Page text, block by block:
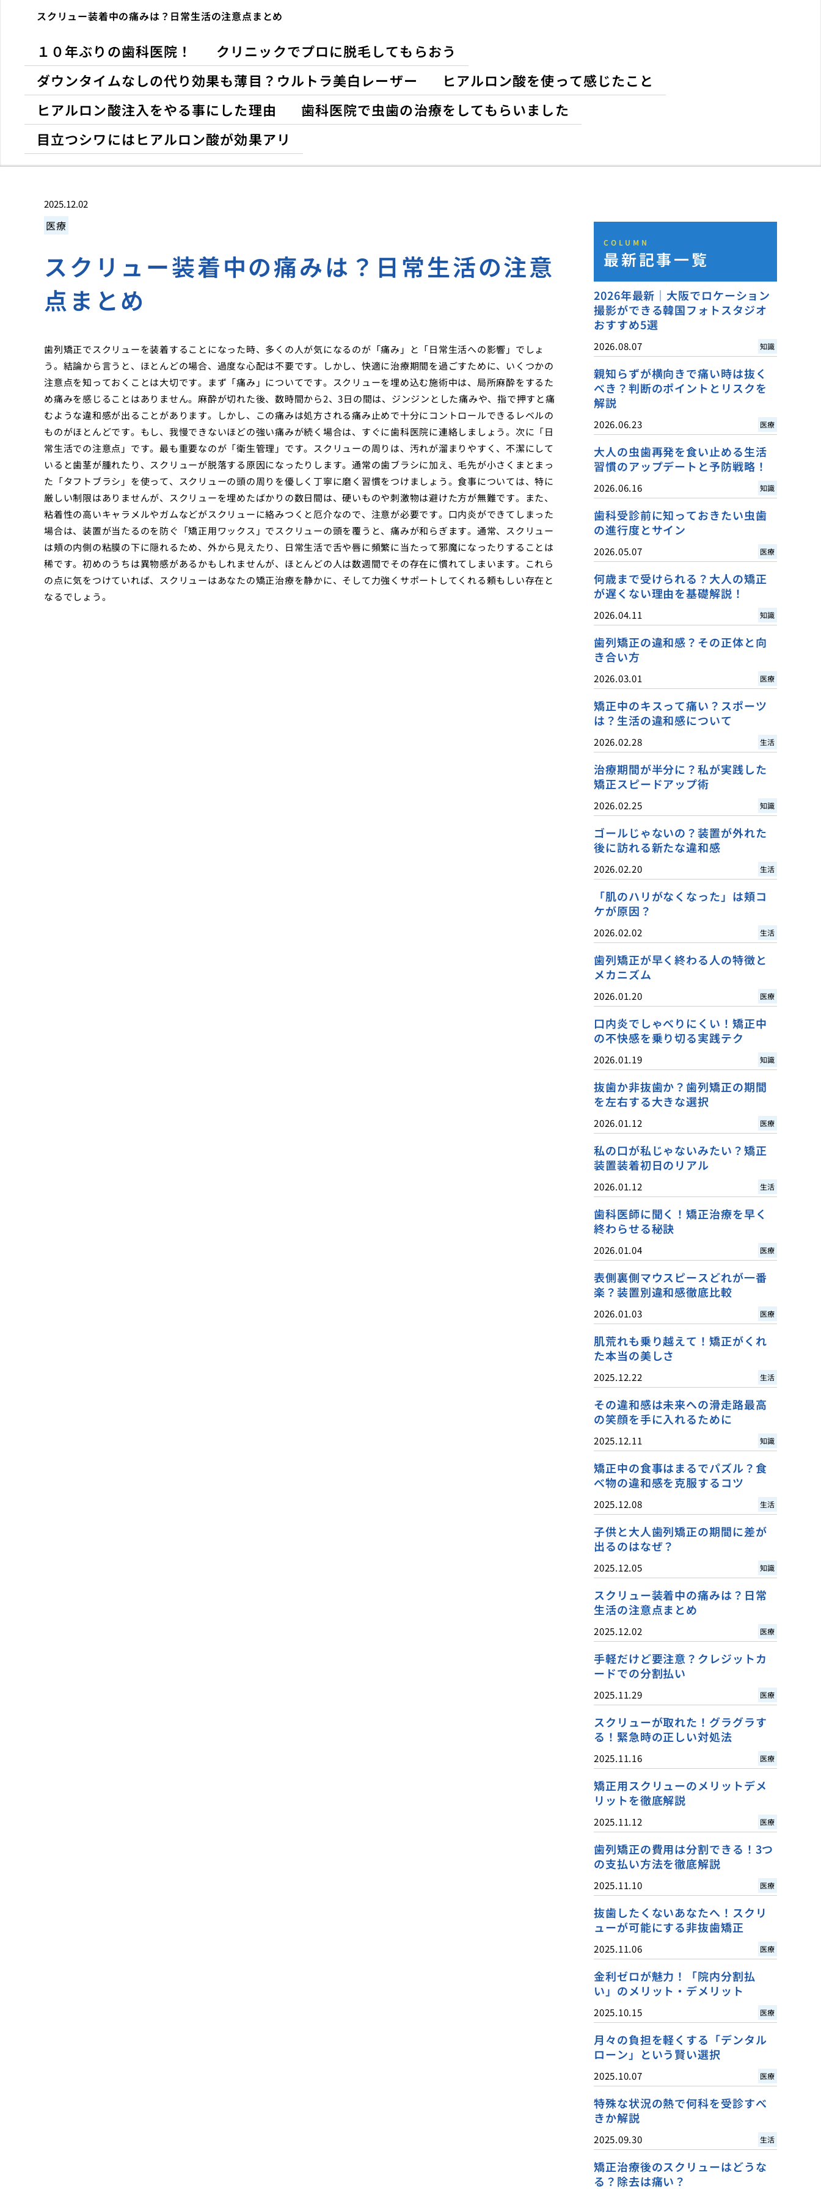
スクリュー装着中の痛みは？日常生活の注意点まとめ
１０年ぶりの歯科医院！
クリニックでプロに脱毛してもらおう
ダウンタイムなしの代り効果も薄目？ウルトラ美白レーザー
ヒアルロン酸を使って感じたこと
ヒアルロン酸注入をやる事にした理由
歯科医院で虫歯の治療をしてもらいました
目立つシワにはヒアルロン酸が効果アリ
2025.12.02
医療
スクリュー装着中の痛みは？日常生活の注意
点まとめ
歯列矯正でスクリューを装着することになった時、多くの人が気になるのが「痛み」と「日常生活への影響」でしょ
う。結論から言うと、ほとんどの場合、過度な心配は不要です。しかし、快適に治療期間を過ごすために、いくつかの
注意点を知っておくことは大切です。まず「痛み」についてです。スクリューを埋め込む施術中は、局所麻酔をするた
め痛みを感じることはありません。麻酔が切れた後、数時間から2、3日の間は、ジンジンとした痛みや、指で押すと痛
むような違和感が出ることがあります。しかし、この痛みは処方される痛み止めで十分にコントロールできるレベルの
ものがほとんどです。もし、我慢できないほどの強い痛みが続く場合は、すぐに歯科医院に連絡しましょう。次に「日
常生活での注意点」です。最も重要なのが「衛生管理」です。スクリューの周りは、汚れが溜まりやすく、不潔にして
いると歯茎が腫れたり、スクリューが脱落する原因になったりします。通常の歯ブラシに加え、毛先が小さくまとまっ
た「タフトブラシ」を使って、スクリューの頭の周りを優しく丁寧に磨く習慣をつけましょう。食事については、特に
厳しい制限はありませんが、スクリューを埋めたばかりの数日間は、硬いものや刺激物は避けた方が無難です。また、
粘着性の高いキャラメルやガムなどがスクリューに絡みつくと厄介なので、注意が必要です。口内炎ができてしまった
場合は、装置が当たるのを防ぐ「矯正用ワックス」でスクリューの頭を覆うと、痛みが和らぎます。通常、スクリュー
は頬の内側の粘膜の下に隠れるため、外から見えたり、日常生活で舌や唇に頻繁に当たって邪魔になったりすることは
稀です。初めのうちは異物感があるかもしれませんが、ほとんどの人は数週間でその存在に慣れてしまいます。これら
の点に気をつけていれば、スクリューはあなたの矯正治療を静かに、そして力強くサポートしてくれる頼もしい存在と
なるでしょう。
COLUMN
最新記事一覧
2026年最新｜大阪でロケーション
撮影ができる韓国フォトスタジオ
おすすめ5選
2026.08.07 知識
親知らずが横向きで痛い時は抜く
べき？判断のポイントとリスクを
解説
2026.06.23 医療
大人の虫歯再発を食い止める生活
習慣のアップデートと予防戦略！
2026.06.16 知識
歯科受診前に知っておきたい虫歯
の進行度とサイン
2026.05.07 医療
何歳まで受けられる？大人の矯正
が遅くない理由を基礎解説！
2026.04.11 知識
歯列矯正の違和感？その正体と向
き合い方
2026.03.01 医療
矯正中のキスって痛い？スポーツ
は？生活の違和感について
2026.02.28 生活
治療期間が半分に？私が実践した
矯正スピードアップ術
2026.02.25 知識
ゴールじゃないの？装置が外れた
後に訪れる新たな違和感
2026.02.20 生活
「肌のハリがなくなった」は頬コ
ケが原因？
2026.02.02 生活
歯列矯正が早く終わる人の特徴と
メカニズム
2026.01.20 医療
口内炎でしゃべりにくい！矯正中
の不快感を乗り切る実践テク
2026.01.19 知識
抜歯か非抜歯か？歯列矯正の期間
を左右する大きな選択
2026.01.12 医療
私の口が私じゃないみたい？矯正
装置装着初日のリアル
2026.01.12 生活
歯科医師に聞く！矯正治療を早く
終わらせる秘訣
2026.01.04 医療
表側裏側マウスピースどれが一番
楽？装置別違和感徹底比較
2026.01.03 医療
肌荒れも乗り越えて！矯正がくれ
た本当の美しさ
2025.12.22 生活
その違和感は未来への滑走路最高
の笑顔を手に入れるために
2025.12.11 知識
矯正中の食事はまるでパズル？食
べ物の違和感を克服するコツ
2025.12.08 生活
子供と大人歯列矯正の期間に差が
出るのはなぜ？
2025.12.05 知識
スクリュー装着中の痛みは？日常
生活の注意点まとめ
2025.12.02 医療
手軽だけど要注意？クレジットカ
ードでの分割払い
2025.11.29 医療
スクリューが取れた！グラグラす
る！緊急時の正しい対処法
2025.11.16 医療
矯正用スクリューのメリットデメ
リットを徹底解説
2025.11.12 医療
歯列矯正の費用は分割できる！3つ
の支払い方法を徹底解説
2025.11.10 医療
抜歯したくないあなたへ！スクリ
ューが可能にする非抜歯矯正
2025.11.06 医療
金利ゼロが魅力！「院内分割払
い」のメリット・デメリット
2025.10.15 医療
月々の負担を軽くする「デンタル
ローン」という賢い選択
2025.10.07 医療
特殊な状況の熱で何科を受診すべ
きか解説
2025.09.30 生活
矯正治療後のスクリューはどうな
る？除去は痛い？